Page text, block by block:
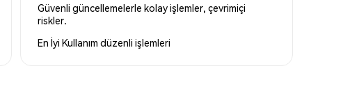
Güvenli güncellemelerle kolay işlemler, çevrimiçi
riskler.
En İyi Kullanım düzenli işlemleri